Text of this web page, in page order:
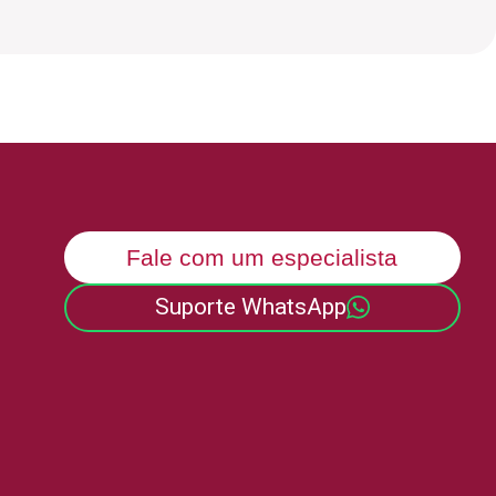
Fale com um especialista
Suporte WhatsApp